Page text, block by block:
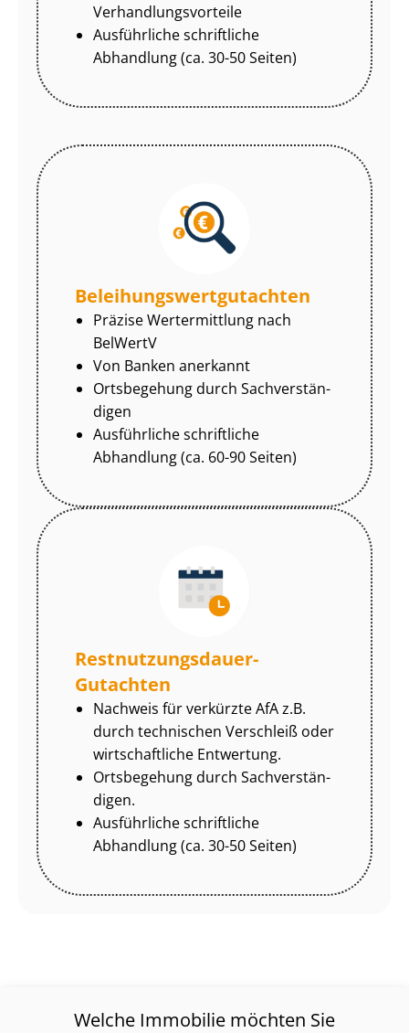
Ver­hand­lungs­vor­tei­le
Ausführliche schriftliche
Abhandlung (ca. 30-50 Seiten)
Be­lei­hungs­wert­gut­ach­ten
Präzise Wertermittlung nach
BelWertV
Von Banken anerkannt
Ortsbegehung durch Sach­ver­stän­
di­gen
Ausführliche schriftliche
Abhandlung (ca. 60-90 Seiten)
Rest­nut­zungs­dau­er-
Gutachten
Nachweis für verkürzte AfA z.B.
durch technischen Verschleiß oder
wirtschaftliche Entwertung.
Ortsbegehung durch Sach­ver­stän­
di­gen.
Ausführliche schriftliche
Abhandlung (ca. 30-50 Seiten)
Welche Immobilie möchten Sie